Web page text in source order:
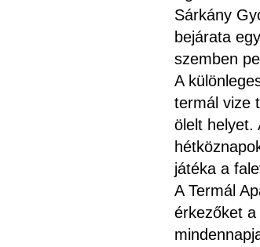
Sárkány
bejárata
szemben
A
termál vize
ölelt helyet.
játéka a
A Termál
érkezőket